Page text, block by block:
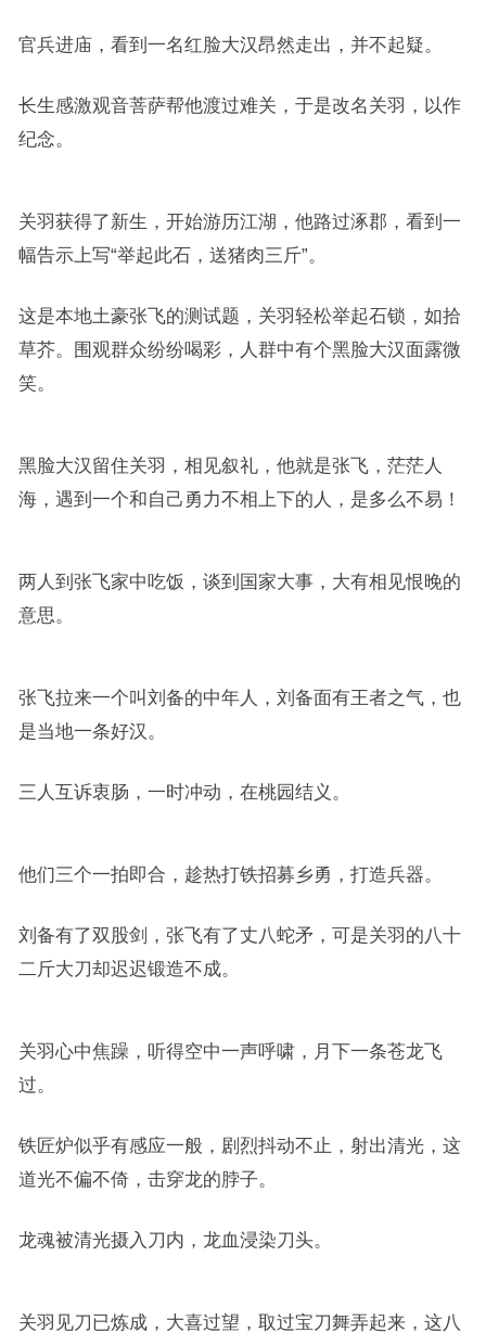
官兵进庙，看到一名红脸大汉昂然走出，并不起疑。
长生感激观音菩萨帮他渡过难关，于是改名关羽，以作
纪念。
关羽获得了新生，开始游历江湖，他路过涿郡，看到一
幅告示上写“举起此石，送猪肉三斤”。
这是本地土豪张飞的测试题，关羽轻松举起石锁，如拾
草芥。围观群众纷纷喝彩，人群中有个黑脸大汉面露微
笑。
黑脸大汉留住关羽，相见叙礼，他就是张飞，茫茫人
海，遇到一个和自己勇力不相上下的人，是多么不易！
两人到张飞家中吃饭，谈到国家大事，大有相见恨晚的
意思。
张飞拉来一个叫刘备的中年人，刘备面有王者之气，也
是当地一条好汉。
三人互诉衷肠，一时冲动，在桃园结义。
他们三个一拍即合，趁热打铁招募乡勇，打造兵器。
刘备有了双股剑，张飞有了丈八蛇矛，可是关羽的八十
二斤大刀却迟迟锻造不成。
关羽心中焦躁，听得空中一声呼啸，月下一条苍龙飞
过。
铁匠炉似乎有感应一般，剧烈抖动不止，射出清光，这
道光不偏不倚，击穿龙的脖子。
龙魂被清光摄入刀内，龙血浸染刀头。
关羽见刀已炼成，大喜过望，取过宝刀舞弄起来，这八